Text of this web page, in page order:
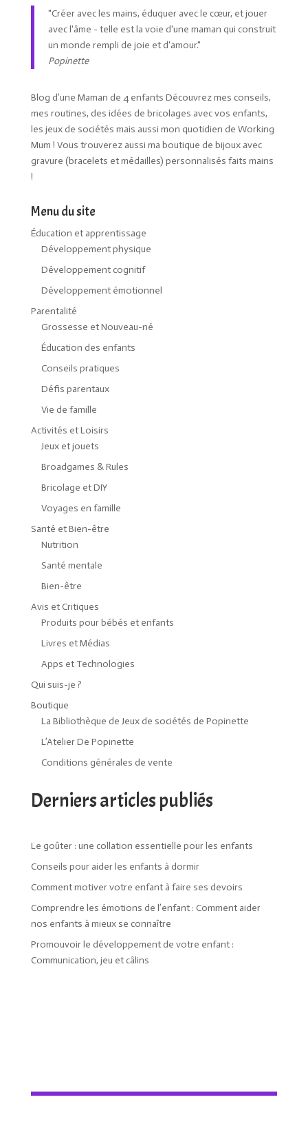
"Créer avec les mains, éduquer avec le cœur, et jouer
avec l'âme - telle est la voie d'une maman qui construit
un monde rempli de joie et d'amour."
Popinette
Blog d’une Maman de 4 enfants Découvrez mes conseils,
mes routines, des idées de bricolages avec vos enfants,
les jeux de sociétés mais aussi mon quotidien de Working
Mum ! Vous trouverez aussi ma boutique de bijoux avec
gravure (bracelets et médailles) personnalisés faits mains
!
Menu du site
Éducation et apprentissage
Développement physique
Développement cognitif
Développement émotionnel
Parentalité
Grossesse et Nouveau-né
Éducation des enfants
Conseils pratiques
Défis parentaux
Vie de famille
Activités et Loisirs
Jeux et jouets
Broadgames & Rules
Bricolage et DIY
Voyages en famille
Santé et Bien-être
Nutrition
Santé mentale
Bien-être
Avis et Critiques
Produits pour bébés et enfants
Livres et Médias
Apps et Technologies
Qui suis-je ?
Boutique
La Bibliothèque de Jeux de sociétés de Popinette
L’Atelier De Popinette
Conditions générales de vente
Derniers articles publiés
Le goûter : une collation essentielle pour les enfants
Conseils pour aider les enfants à dormir
Comment motiver votre enfant à faire ses devoirs
Comprendre les émotions de l’enfant : Comment aider
nos enfants à mieux se connaître
Promouvoir le développement de votre enfant :
Communication, jeu et câlins